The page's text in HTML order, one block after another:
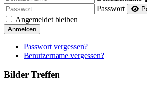
Passwort
Angemeldet bleiben
Anmelden
Passwort vergessen?
Benutzername vergessen?
Bilder Treffen